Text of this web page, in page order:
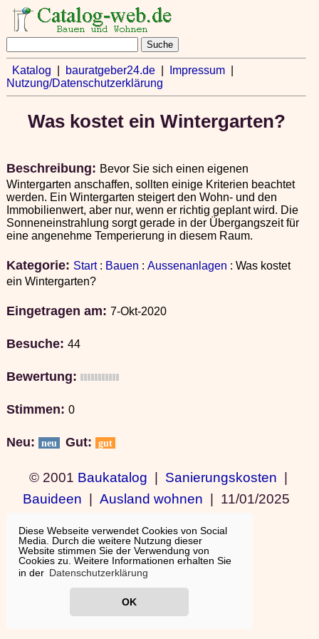
Diese Webseite verwendet Cookies von Social
Media. Durch die weitere Nutzung dieser
Website stimmen Sie der Verwendung von
Cookies zu. Weitere Informationen erhalten Sie
in der Datenschutzerklärung
OK
Katalog bauratgeber24.de| Impressum|
Nutzung/Datenschutzerklärung
Was kostet ein Wintergarten?
Beschreibung: Bevor Sie sich einen eigenen
Wintergarten anschaffen, sollten einige Kriterien beachtet
werden. Ein Wintergarten steigert den Wohn- und den
Immobilienwert, aber nur, wenn er richtig geplant wird. Die
Sonneneinstrahlung sorgt gerade in der Übergangszeit für
eine angenehme Temperierung in diesem Raum.
Kategorie: Start: Bauen : Aussenanlagen : Was kostet
ein Wintergarten?
Eingetragen am: 7-Okt-2020
Besuche: 44
Bewertung:
Stimmen: 0
Neu: neu Gut: gut
© 2001 Baukatalog | Sanierungskosten |
Bauideen | Ausland wohnen | 11/01/2025